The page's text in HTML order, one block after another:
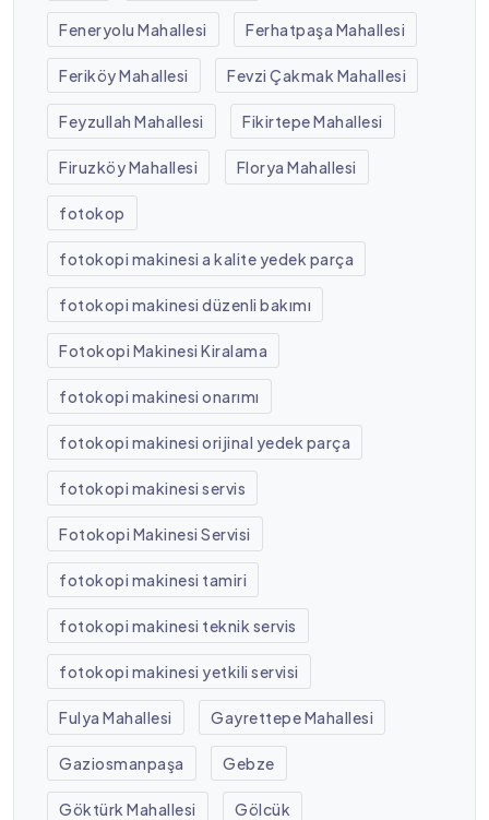
Feneryolu Mahallesi Ferhatpaşa Mahallesi
Feriköy Mahallesi Fevzi Çakmak Mahallesi
Feyzullah Mahallesi Fikirtepe Mahallesi
Firuzköy Mahallesi Florya Mahallesi
fotokop
fotokopi makinesi a kalite yedek parça
fotokopi makinesi düzenli bakımı
Fotokopi Makinesi Kiralama
fotokopi makinesi onarımı
fotokopi makinesi orijinal yedek parça
fotokopi makinesi servis
Fotokopi Makinesi Servisi
fotokopi makinesi tamiri
fotokopi makinesi teknik servis
fotokopi makinesi yetkili servisi
Fulya Mahallesi Gayrettepe Mahallesi
Gaziosmanpaşa Gebze
Göktürk Mahallesi Gölcük